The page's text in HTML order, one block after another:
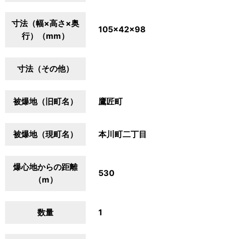
寸法（幅×高さ×奥
行）（mm）
105×42×98
寸法（その他）
被爆地（旧町名） 鷹匠町
被爆地（現町名） 本川町二丁目
爆心地からの距離
（m）
530
数量 1